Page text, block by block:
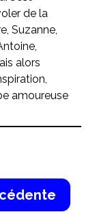
de la
Suzanne,
alors
amoureuse